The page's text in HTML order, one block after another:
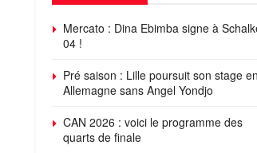
Mercato : Dina Ebimba signe à
04 !
Pré saison : Lille poursuit son stage en
Allemagne sans Angel Yondjo
CAN 2026 : voici le programme des
quarts de finale